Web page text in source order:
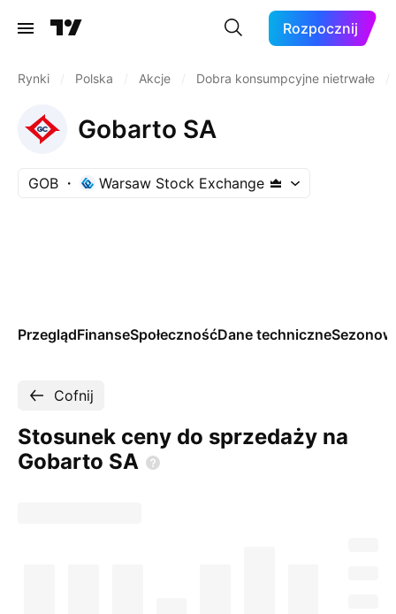
Rozpocznij
Rynki Polska Akcje Dobra konsumpcyjne nietrwałe
Gobarto SA
GOB Warsaw Stock Exchange
PrzeglądFinanseSpołecznośćDane techniczne
Cofnij
Stosunek ceny do sprzedaży na
Gobarto SA